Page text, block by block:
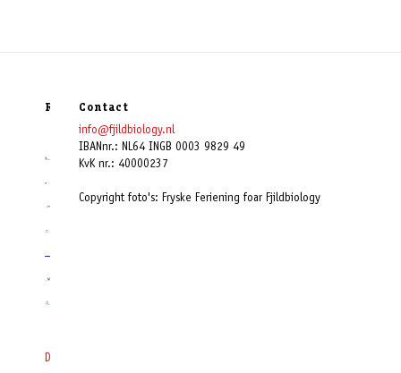
Relaties
Doneren
Contact
info@fjildbiology.nl
IBANnr.: NL64 INGB 0003 9829 49
KvK nr.: 40000237
Copyright foto's: Fryske Feriening foar Fjildbiology